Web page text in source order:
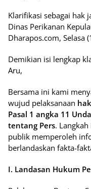
Klarifikasi sebagai hak
Dinas Perikanan
Dharapos.com, Selasa
Demikian isi lengkap
Aru,
Bersama ini kami
wujud pelaksanaan
Pasal 1 angka 11
tentang Pers.
publik memperoleh
berlandaskan fakta-
I. Landasan Hukum